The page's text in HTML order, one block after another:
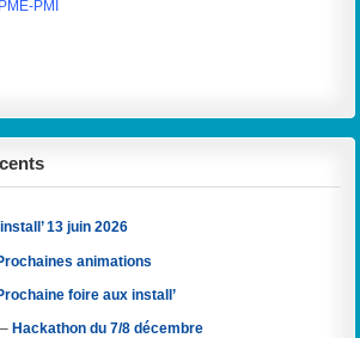
PMI
13 juin 2026
animations
foire aux install’
Hackathon du 7/8 décembre